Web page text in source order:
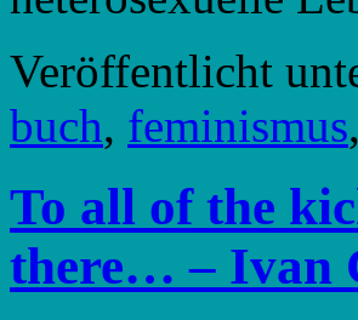
Veröffentlicht
buch, feminismus,
To all of the
there… – Ivan